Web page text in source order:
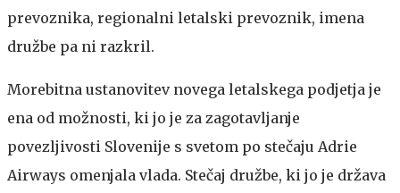
prevoznika, regionalni letalski prevoznik, imena
družbe pa ni razkril.
Morebitna ustanovitev novega letalskega podjetja je
ena od možnosti, ki jo je za zagotavljanje
povezljivosti Slovenije s svetom po stečaju Adrie
Airways omenjala vlada. Stečaj družbe, ki jo je država